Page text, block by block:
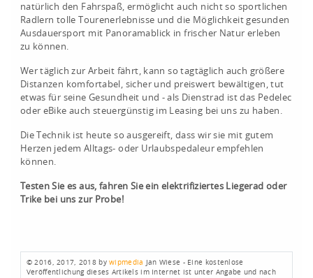
natürlich den Fahrspaß, ermöglicht auch nicht so sportlichen
Radlern tolle Tourenerlebnisse und die Möglichkeit gesunden
Ausdauersport mit Panoramablick in frischer Natur erleben
zu können.
Wer täglich zur Arbeit fährt, kann so tagtäglich auch größere
Distanzen komfortabel, sicher und preiswert bewältigen, tut
etwas für seine Gesundheit und - als Dienstrad ist das Pedelec
oder eBike auch steuergünstig im Leasing bei uns zu haben.
Die Technik ist heute so ausgereift, dass wir sie mit gutem
Herzen jedem Alltags- oder Urlaubspedaleur empfehlen
können.
Testen Sie es aus, fahren Sie ein elektrifiziertes Liegerad oder
Trike bei uns zur Probe!
© 2016, 2017, 2018 bywipmedia
Jan Wiese - Eine kostenlose
Veröffentlichung dieses Artikels im Internet ist unter Angabe und nach